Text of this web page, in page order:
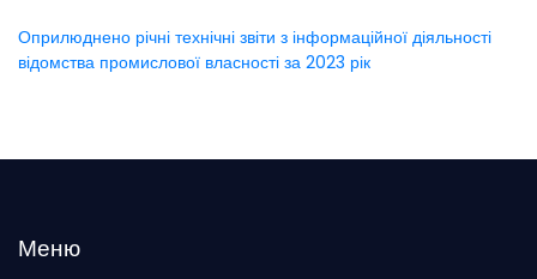
Оприлюднено річні технічні звіти з інформаційної діяльності
відомства промислової власності за 2023 рік
Меню